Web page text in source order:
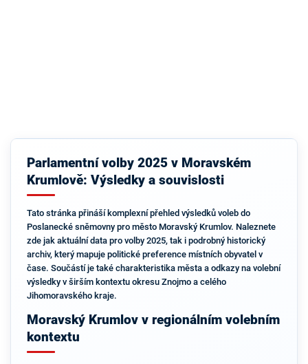
Parlamentní volby 2025 v Moravském
Krumlově: Výsledky a souvislosti
Tato stránka přináší komplexní přehled výsledků voleb do
Poslanecké sněmovny pro město Moravský Krumlov. Naleznete
zde jak aktuální data pro volby 2025, tak i podrobný historický
archiv, který mapuje politické preference místních obyvatel v
čase. Součástí je také charakteristika města a odkazy na volební
výsledky v širším kontextu okresu Znojmo a celého
Jihomoravského kraje.
Moravský Krumlov v regionálním volebním
kontextu